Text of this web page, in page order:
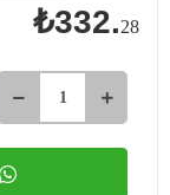
₺332.28